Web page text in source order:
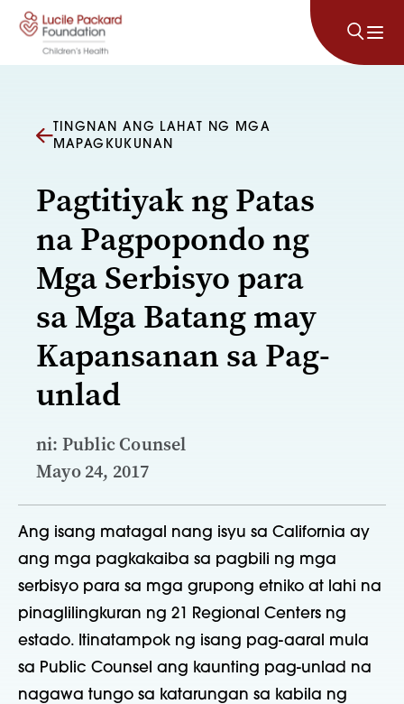
Lumaktaw sa nilalaman
TINGNAN ANG LAHAT NG MGA
MAPAGKUKUNAN
Pagtitiyak ng Patas
na Pagpopondo ng
Mga Serbisyo para
sa Mga Batang may
Kapansanan sa Pag-
unlad
ni: Public Counsel
Mayo 24, 2017
Ang isang matagal nang isyu sa California ay
ang mga pagkakaiba sa pagbili ng mga
serbisyo para sa mga grupong etniko at lahi na
pinaglilingkuran ng 21 Regional Centers ng
estado. Itinatampok ng isang pag-aaral mula
sa Public Counsel ang kaunting pag-unlad na
nagawa tungo sa katarungan sa kabila ng